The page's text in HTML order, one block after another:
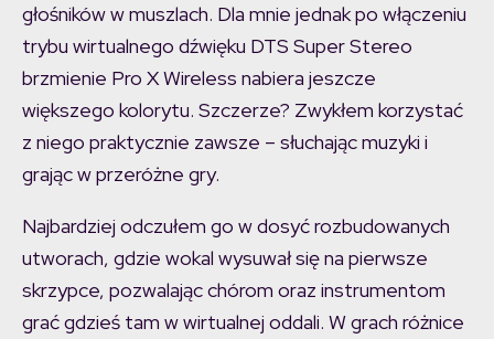
głośników w muszlach. Dla mnie jednak po włączeniu
trybu wirtualnego dźwięku DTS Super Stereo
brzmienie Pro X Wireless nabiera jeszcze
większego kolorytu. Szczerze? Zwykłem korzystać
z niego praktycznie zawsze – słuchając muzyki i
grając w przeróżne gry.
Najbardziej odczułem go w dosyć rozbudowanych
utworach, gdzie wokal wysuwał się na pierwsze
skrzypce, pozwalając chórom oraz instrumentom
grać gdzieś tam w wirtualnej oddali. W grach różnice